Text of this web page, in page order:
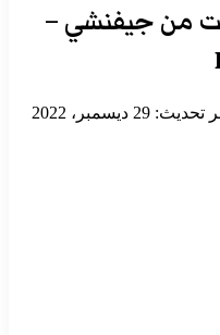
من جيفنشي –
29 ديسمبر، 2022